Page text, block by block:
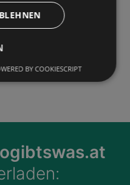
Brandln
24 cm)
BY COOKIESCRIPT